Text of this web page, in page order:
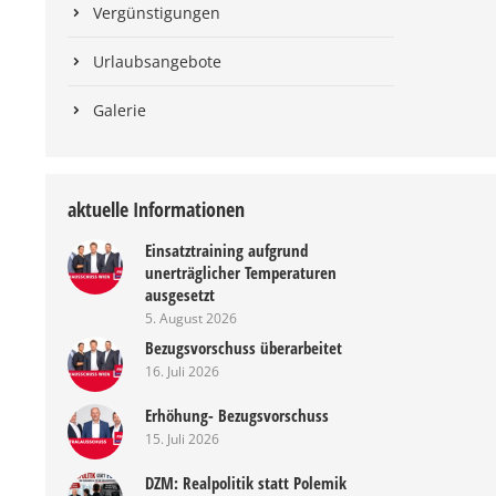
Vergünstigungen
Urlaubsangebote
Galerie
aktuelle Informationen
Einsatztraining aufgrund
unerträglicher Temperaturen
ausgesetzt
5. August 2026
Bezugsvorschuss überarbeitet
16. Juli 2026
Erhöhung- Bezugsvorschuss
15. Juli 2026
DZM: Realpolitik statt Polemik